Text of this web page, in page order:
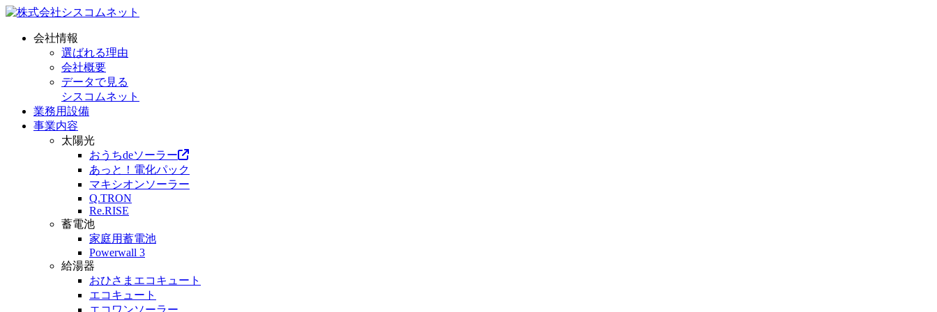
会社情報
選ばれる理由
会社概要
データで見る
シスコムネット
業務用設備
事業内容
太陽光
おうちdeソーラー
あっと！電化パック
マキシオンソーラー
Q.TRON
Re.RISE
蓄電池
家庭用蓄電池
Powerwall 3
給湯器
おひさまエコキュート
エコキュート
エコワンソーラー